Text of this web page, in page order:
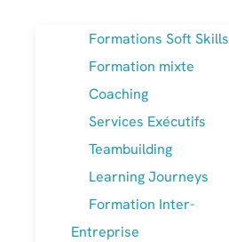
Formations Soft Skills
Formation mixte
Coaching
Services Exécutifs
Teambuilding
Learning Journeys
Formation Inter-
Entreprise